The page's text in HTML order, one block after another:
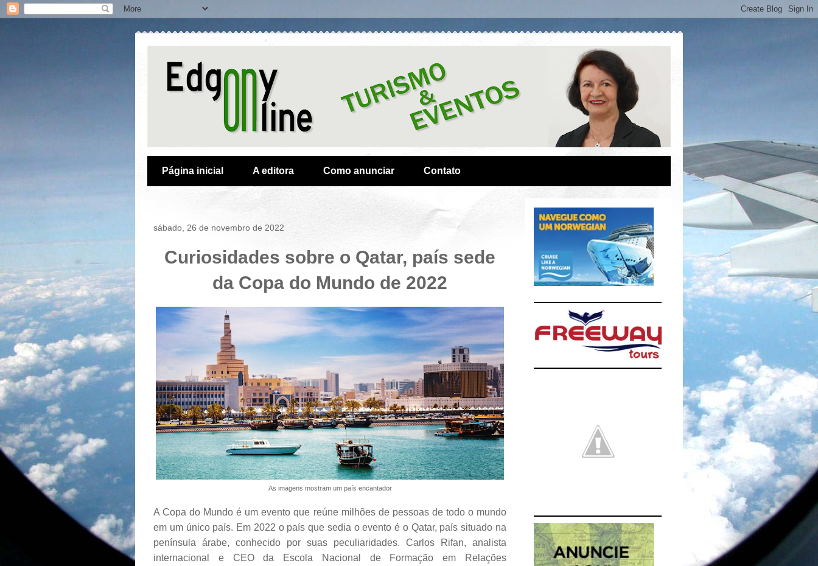
Página inicial A editora Como anunciar Contato
sábado, 26 de novembro de 2022
Curiosidades sobre o Qatar, país sede
da Copa do Mundo de 2022
As imagens mostram um país encantador
A Copa do Mundo é um evento que reúne milhões de pessoas de todo o mundo
em um único país. Em 2022 o país que sedia o evento é o Qatar, país situado na
península árabe, conhecido por suas peculiaridades. Carlos Rifan, analista
internacional e CEO da Escola Nacional de Formação em Relações